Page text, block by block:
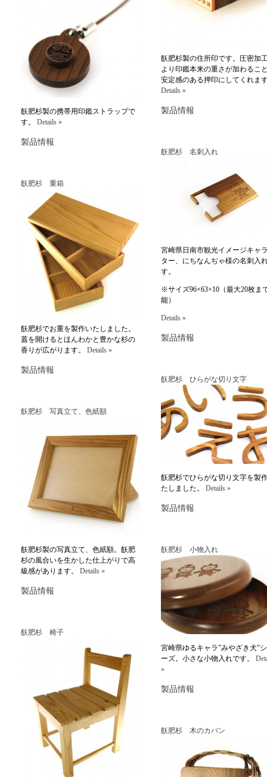
飫肥杉製の住所印です。圧密加
より印鑑本来の重さが加わるこ
安定感のある押印にしてくれま
Details »
製品情報
飫肥杉製の携帯用印鑑ストラップで
す。 Details »
製品情報
飫肥杉 名刺入れ
宮崎県日南市観光イメージキャ
ター、にちなんぢゃ様の名刺入
す。
※サイズ96×63×10（最大20枚ま
能）
Details »
製品情報
飫肥杉 重箱
飫肥杉でお重を製作いたしました。
蓋を開けるとほんわかと豊かな杉の
香りが広がります。 Details »
製品情報
飫肥杉 ひらがな切り文字
飫肥杉でひらがな切り文字を製
たしました。 Details »
製品情報
飫肥杉 写真立て、色紙額
飫肥杉製の写真立て、色紙額。飫肥
杉の風合いを生かした仕上がりで高
級感があります。 Details »
製品情報
飫肥杉 小物入れ
宮崎県ゆるキャラ”みやざき犬”
ーズ。小さな小物入れです。
»
製品情報
飫肥杉 椅子
飫肥杉 木のカバン